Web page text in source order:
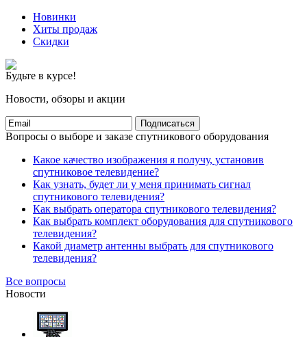
Новинки
Хиты продаж
Скидки
Будьте в курсе!
Новости, обзоры и акции
Подписаться
Вопросы о выборе и заказе спутникового оборудования
Какое качество изображения я получу, установив
спутниковое телевидение?
Как узнать, будет ли у меня принимать сигнал
спутникового телевидения?
Как выбрать оператора спутникового телевидения?
Как выбрать комплект оборудования для спутникового
телевидения?
Какой диаметр антенны выбрать для спутникового
телевидения?
Все вопросы
Новости